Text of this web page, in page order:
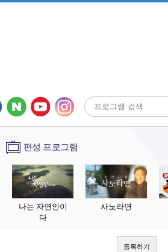
편성 프로그램
나는 자연인이
다
사노라면
등록하기